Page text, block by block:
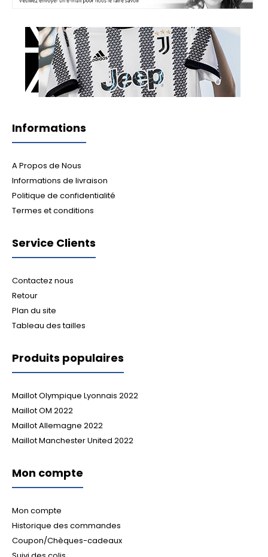
Informations
A Propos de Nous
Informations de livraison
Politique de confidentialité
Termes et conditions
Service Clients
Contactez nous
Retour
Plan du site
Tableau des tailles
Produits populaires
Maillot Olympique Lyonnais 2022
Maillot OM 2022
Maillot Allemagne 2022
Maillot Manchester United 2022
Mon compte
Mon compte
Historique des commandes
Coupon/Chèques-cadeaux